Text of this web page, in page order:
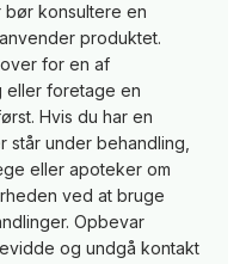
bør konsultere en
produktet.
for en af
eller foretage en
Hvis du har en
under behandling,
eller apoteker om
ved at bruge
Opbevar
og undgå kontakt